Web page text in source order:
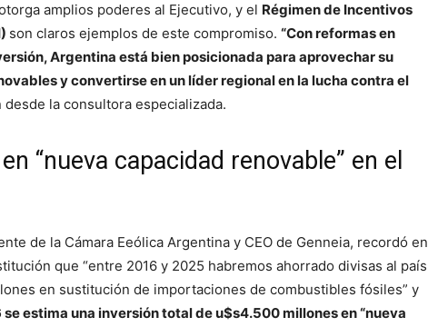
amplios poderes al Ejecutivo, y el Régimen de Incentivos
son claros ejemplos de este compromiso. “Con reformas en
Argentina está bien posicionada para aprovechar su
y convertirse en un líder regional en la lucha contra el
desde la consultora especializada.
“nueva capacidad renovable” en el
de la Cámara Eeólica Argentina y CEO de Genneia, recordó en
que “entre 2016 y 2025 habremos ahorrado divisas al país
en sustitución de importaciones de combustibles fósiles” y
estima una inversión total de u$s4.500 millones en “nueva